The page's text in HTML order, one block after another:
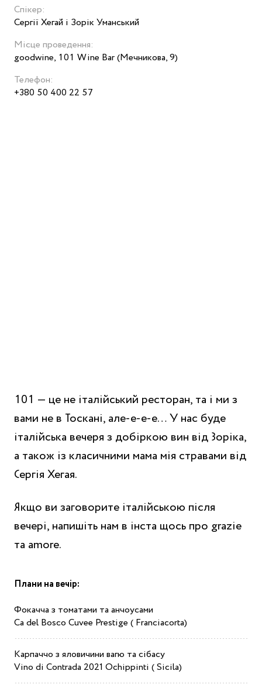
101 — це не італійський ресторан, та і ми з
вами не в Тоскані, але-е-е-е… У нас буде
італійська вечеря з добіркою вин від Зоріка,
а також із класичними мама мія стравами від
Сергія Хегая.
Якщо ви заговорите італійською після
вечері, напишіть нам в інста щось про grazie
та amore.
Плани на вечір:
Фокачча з томатами та анчоусами
Ca del Bosco Cuvee Prestige ( Franciacorta)
Карпаччо з яловичини вагю та сібасу
Vino di Contrada 2021 Ochippinti ( Sicila)
Спікер:
Сергії Хегай і Зорік Уманський
Місце проведення:
goodwine, 101 Wine Bar (Мечникова, 9)
Телефон:
+380 50 400 22 57